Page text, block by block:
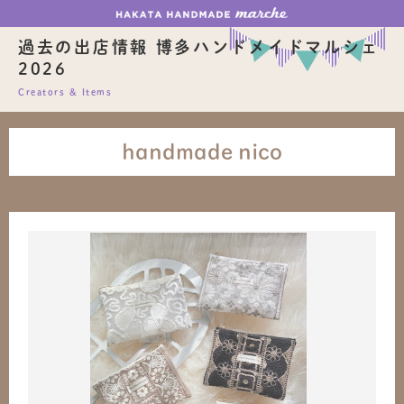
過去の出店情報 博多ハンドメイドマルシェ
2026
Creators & Items
handmade nico